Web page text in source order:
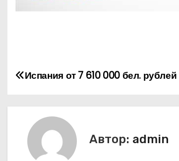
НИспания от 7 610 000 бел.
Автор: admin